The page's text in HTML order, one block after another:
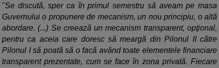
"Se discută, sper ca în primul semestru să aveam pe masa
Guvernului o propunere de mecanism, un nou principiu, o altă
abordare. (...) Se creează un mecanism transparent, opţional,
pentru ca aceia care doresc să meargă din Pilonul II către
Pilonul I să poată să o facă având toate elementele financiare
transparent prezentate, cum se face în zona privată. Fiecare